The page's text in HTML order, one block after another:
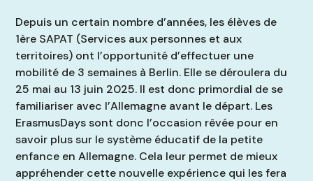
Depuis un certain nombre d’années, les élèves de
1ère SAPAT (Services aux personnes et aux
territoires) ont l’opportunité d’effectuer une
mobilité de 3 semaines à Berlin. Elle se déroulera du
25 mai au 13 juin 2025. Il est donc primordial de se
familiariser avec l’Allemagne avant le départ. Les
ErasmusDays sont donc l’occasion rêvée pour en
savoir plus sur le système éducatif de la petite
enfance en Allemagne. Cela leur permet de mieux
appréhender cette nouvelle expérience qui les fera